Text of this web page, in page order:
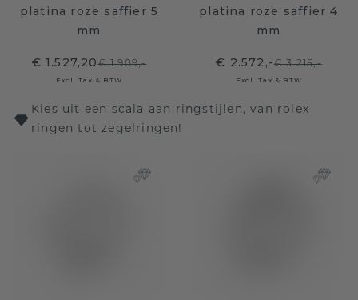
platina roze saffier 5
mm
€ 1.527,20€ 1.909,-
Excl. Tax & BTW
platina roze saffier 4
mm
€ 2.572,-€ 3.215,-
Excl. Tax & BTW
Kies uit een scala aan ringstijlen, van rolex
ringen tot zegelringen!